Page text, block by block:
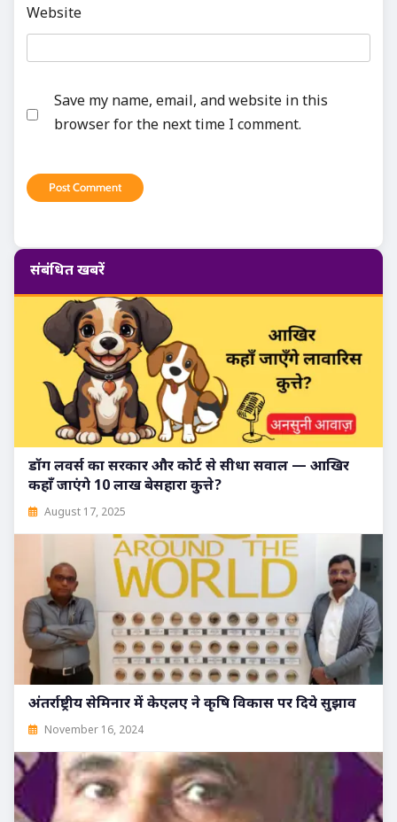
Website
Save my name, email, and website in this
browser for the next time I comment.
संबंधित खबरें
डॉग लवर्स का सरकार और कोर्ट से सीधा सवाल — आखिर
कहाँ जाएंगे 10 लाख बेसहारा कुत्ते?
August 17, 2025
अंतर्राष्ट्रीय सेमिनार में केएलए ने कृषि विकास पर दिये सुझाव
November 16, 2024